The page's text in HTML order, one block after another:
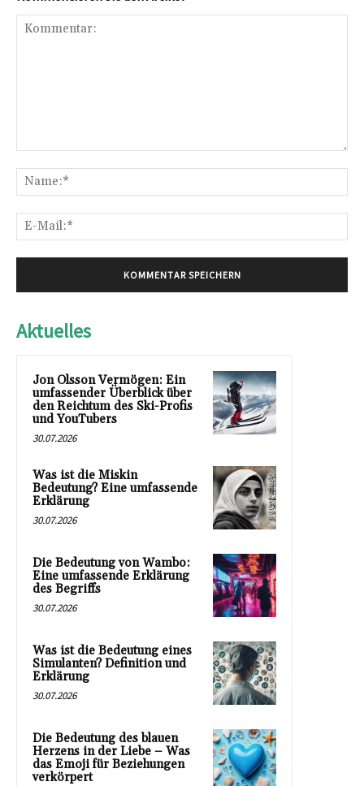
Aktuelles
Jon Olsson Vermögen: Ein
umfassender Überblick über
den Reichtum des Ski-Profis
und YouTubers
30.07.2026
Was ist die Miskin
Bedeutung? Eine umfassende
Erklärung
30.07.2026
Die Bedeutung von Wambo:
Eine umfassende Erklärung
des Begriffs
30.07.2026
Was ist die Bedeutung eines
Simulanten? Definition und
Erklärung
30.07.2026
Die Bedeutung des blauen
Herzens in der Liebe – Was
das Emoji für Beziehungen
verkörpert